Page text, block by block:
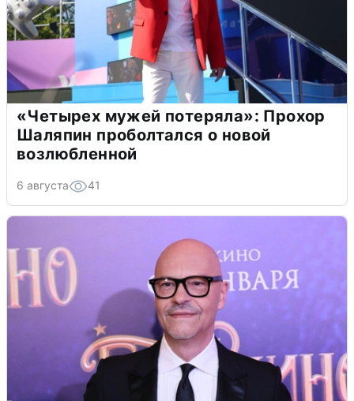
«Четырех мужей потеряла»: Прохор
Шаляпин проболтался о новой
возлюбленной
6 августа 41